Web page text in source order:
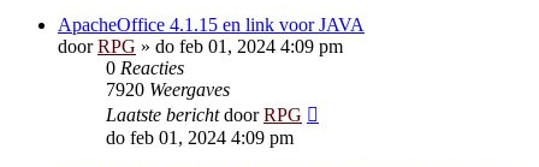
ApacheOffice 4.1.15 en link voor JAVA
doorRPG » do feb 01, 2024 4:09 pm
0 Reacties
7920 Weergaves
Laatste berichtdoorRPG
do feb 01, 2024 4:09 pm